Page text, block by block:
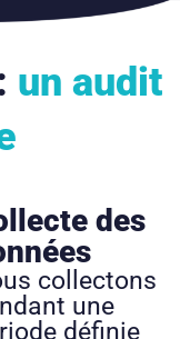
un audit
des
collectons
une
définie